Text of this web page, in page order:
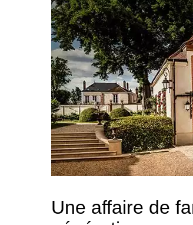
Une affaire de